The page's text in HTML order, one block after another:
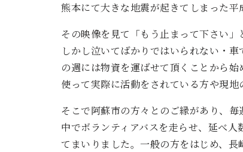
熊本にて大きな地震が起きてしまった
その映像を見て「もう止まって下さい」
しかし泣いてばかりではいられない・
の週には物資を運ばせて頂くことから
使って実際に活動をされている方や現地
そこで阿蘇市の方々とのご縁があり、
中でボランティアバスを走らせ、延べ
てまいりました。一般の方をはじめ、